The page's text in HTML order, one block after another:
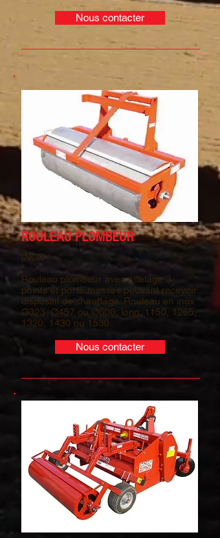
Nous contacter
ROULEAU PLOMBEUR
INOX
Rouleau plombeur avec attelage 3
points et porte masses pouvant recevoir
dispositif de chauffage. Rouleau en inox
Ø323, Ø457 ou Ø600, long. 1150, 1265,
1320, 1430 ou 1530.
Nous contacter